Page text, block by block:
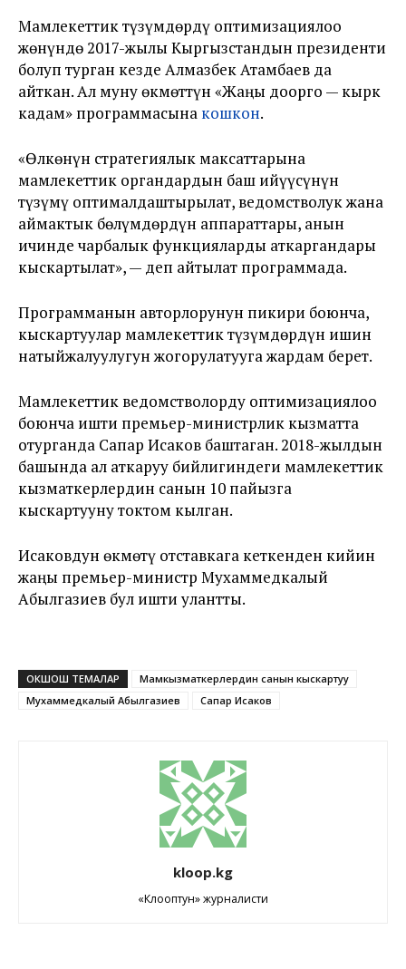
Мамлекеттик түзүмдөрдү оптимизациялоо
жөнүндө 2017-жылы Кыргызстандын президенти
болуп турган кезде Алмазбек Атамбаев да
айткан. Ал муну өкмөттүн «Жаңы доорго — кырк
кадам» программасына кошкон.
«Өлкөнүн стратегиялык максаттарына
мамлекеттик органдардын баш ийүүсүнүн
түзүмү оптималдаштырылат, ведомстволук жана
аймактык бөлүмдөрдүн аппараттары, анын
ичинде чарбалык функцияларды аткаргандары
кыскартылат», — деп айтылат программада.
Программанын авторлорунун пикири боюнча,
кыскартуулар мамлекеттик түзүмдөрдүн ишин
натыйжалуулугун жогорулатууга жардам берет.
Мамлекеттик ведомстволорду оптимизациялоо
боюнча ишти премьер-министрлик кызматта
отурганда Сапар Исаков баштаган. 2018-жылдын
башында ал аткаруу бийлигиндеги мамлекеттик
кызматкерлердин санын 10 пайызга
кыскартууну токтом кылган.
Исаковдун өкмөтү отставкага кеткенден кийин
жаңы премьер-министр Мухаммедкалый
Абылгазиев бул ишти улантты.
ОКШОШ ТЕМАЛАР
Мамкызматкерлердин санын кыскартуу
Мухаммедкалый Абылгазиев
Сапар Исаков
kloop.kg
«Клооптун» журналисти